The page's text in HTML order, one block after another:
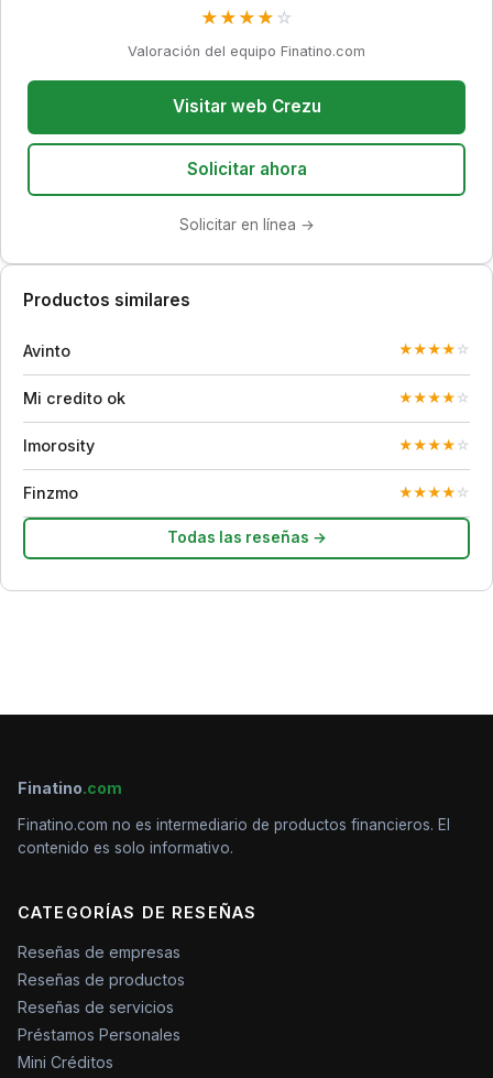
★ ★ ★ ★ ☆
Valoración del equipo Finatino.com
Visitar web Crezu
Solicitar ahora
Solicitar en línea →
Productos similares
Avinto ★★★★ ☆
Mi credito ok ★★★★ ☆
Imorosity ★★★★ ☆
Finzmo ★★★★ ☆
Todas las reseñas →
Finatino.com
Finatino.com no es intermediario de productos financieros. El
contenido es solo informativo.
CATEGORÍAS DE RESEÑAS
Reseñas de empresas
Reseñas de productos
Reseñas de servicios
Préstamos Personales
Mini Créditos